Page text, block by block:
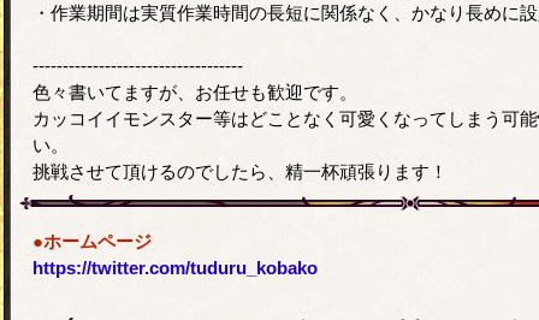
・作業期間は実質作業時間の長短に関係なく、かなり長めに
-----------------------------------
色々書いてますが、お任せも歓迎です。
カッコイイモンスター等はどことなく可愛くなってしまう可
い。
挑戦させて頂けるのでしたら、精一杯頑張ります！
●ホームページ
https://twitter.com/tuduru_kobako